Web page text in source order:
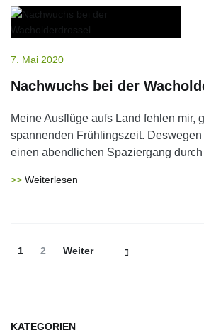
7. Mai 2020
Nachwuchs bei der
Meine Ausflüge aufs Land fehlen mir,
spannenden Frühlingszeit.
einen abendlichen Spaziergang
Weiterlesen
Beitrags-
Seite
1 Seite
2 Weiter
KATEGORIEN